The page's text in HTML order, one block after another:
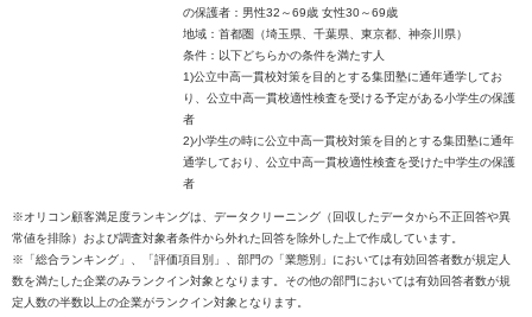
の保護者：男性32～69歳 女性30～69歳
地域：首都圏（埼玉県、千葉県、東京都、神奈川県）
条件：以下どちらかの条件を満たす人
1)公立中高一貫校対策を目的とする集団塾に通年通学してお
り、公立中高一貫校適性検査を受ける予定がある小学生の保護
者
2)小学生の時に公立中高一貫校対策を目的とする集団塾に通年
通学しており、公立中高一貫校適性検査を受けた中学生の保護
者
※オリコン顧客満足度ランキングは、データクリーニング（回収したデータから不正回答や異
常値を排除）および調査対象者条件から外れた回答を除外した上で作成しています。
※「総合ランキング」、「評価項目別」、部門の「業態別」においては有効回答者数が規定人
数を満たした企業のみランクイン対象となります。その他の部門においては有効回答者数が規
定人数の半数以上の企業がランクイン対象となります。